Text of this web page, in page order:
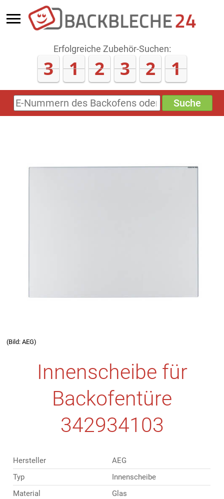
Erfolgreiche Zubehör-Suchen:
3 1 2 3 2 1
E-
Nummern
Suche
(Bild: AEG)
Innenscheibe für
Backofentüre
342934103
Hersteller
AEG
Typ
Innenscheibe
Material
Glas